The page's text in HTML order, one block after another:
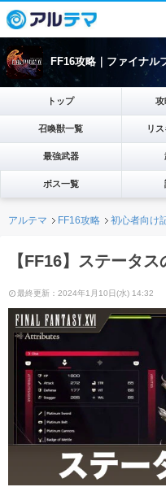
FF16攻略｜ファイナル
トップ 攻
召喚獣一覧 リ
最強武器
ボス一覧
アルテマ FF16攻略 初心者向け
【FF16】ステータ
最終更新：2024年1月10日(水) 14:32